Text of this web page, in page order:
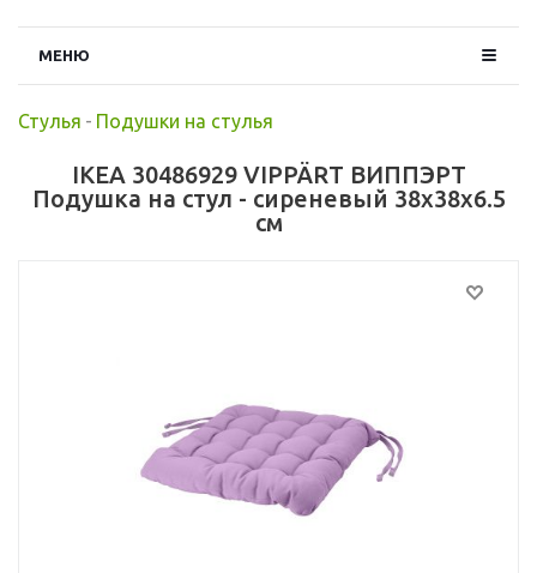
МЕНЮ
Стулья - Подушки на стулья
IKEA 30486929 VIPPÄRT ВИППЭРТ
Подушка на стул - сиреневый 38x38x6.5
см